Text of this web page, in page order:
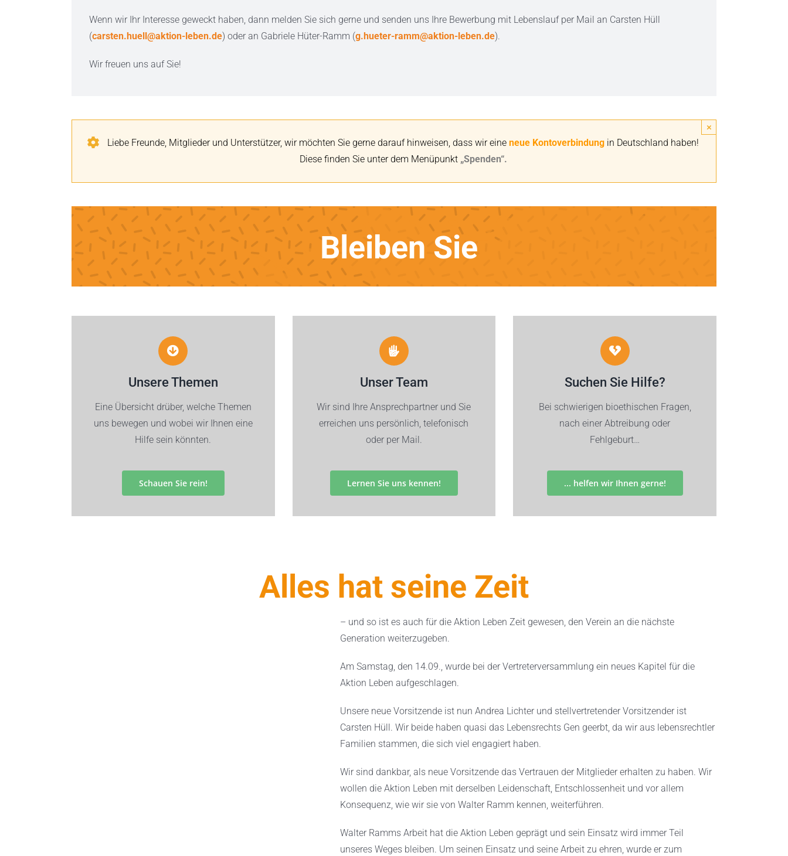
Wenn wir Ihr Interesse geweckt haben, dann melden Sie sich gerne und senden uns Ihre Bewerbung mit Lebenslauf per Mail an Carsten Hüll
(carsten.huell@aktion-leben.de) oder an Gabriele Hüter-Ramm (g.hueter-ramm@aktion-leben.de).
Wir freuen uns auf Sie!
Liebe Freunde, Mitglieder und Unterstützer, wir möchten Sie gerne darauf hinweisen, dass wir eine neue Kontoverbindung in Deutschland haben!
Diese finden Sie unter dem Menüpunkt „Spenden“.
×
Bleiben Sie
Unsere Themen
Eine Übersicht drüber, welche Themen
uns bewegen und wobei wir Ihnen eine
Hilfe sein könnten.
Schauen Sie rein!
Unser Team
Wir sind Ihre Ansprechpartner und Sie
erreichen uns persönlich, telefonisch
oder per Mail.
Lernen Sie uns kennen!
Suchen Sie Hilfe?
Bei schwierigen bioethischen Fragen,
nach einer Abtreibung oder
Fehlgeburt…
... helfen wir Ihnen gerne!
Alles hat seine Zeit
– und so ist es auch für die Aktion Leben Zeit gewesen, den Verein an die nächste
Generation weiterzugeben.
Am Samstag, den 14.09., wurde bei der Vertreterversammlung ein neues Kapitel für die
Aktion Leben aufgeschlagen.
Unsere neue Vorsitzende ist nun Andrea Lichter und stellvertretender Vorsitzender ist
Carsten Hüll. Wir beide haben quasi das Lebensrechts Gen geerbt, da wir aus lebensrechtler
Familien stammen, die sich viel engagiert haben.
Wir sind dankbar, als neue Vorsitzende das Vertrauen der Mitglieder erhalten zu haben. Wir
wollen die Aktion Leben mit derselben Leidenschaft, Entschlossenheit und vor allem
Konsequenz, wie wir sie von Walter Ramm kennen, weiterführen.
Walter Ramms Arbeit hat die Aktion Leben geprägt und sein Einsatz wird immer Teil
unseres Weges bleiben. Um seinen Einsatz und seine Arbeit zu ehren, wurde er zum